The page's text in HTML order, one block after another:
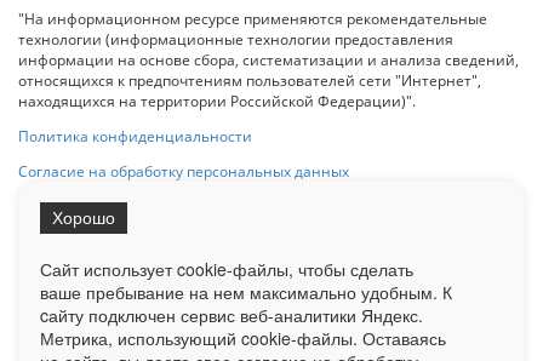
"На информационном ресурсе применяются рекомендательные
технологии (информационные технологии предоставления
информации на основе сбора, систематизации и анализа сведений,
относящихся к предпочтениям пользователей сети "Интернет",
находящихся на территории Российской Федерации)".
Политика конфиденциальности
Согласие на обработку персональных данных
на Сетевое издание «ОрелТаймс» обязательна.
Ограниченная статистика посещаемости доступна на сайте
Liveinternet.ru . Подробная статистика для рекламодателей по запросу
Сайт использует cookie-файлы, чтобы сделать
ваше пребывание на нем максимально удобным. К
cайту подключен сервис веб-аналитики Яндекс.
Метрика, использующий cookie-файлы. Оставаясь
Хорошо